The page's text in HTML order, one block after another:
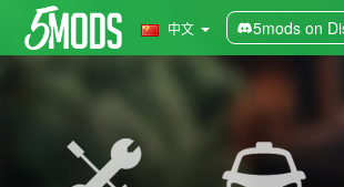
中文 5mods on